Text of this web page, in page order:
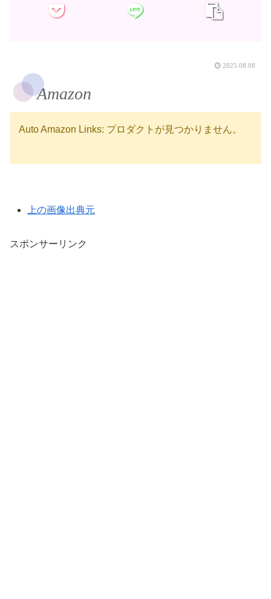
2025.08.08
Amazon
Auto Amazon Links: プロダクトが見つかりません。
上の画像出典元
スポンサーリンク